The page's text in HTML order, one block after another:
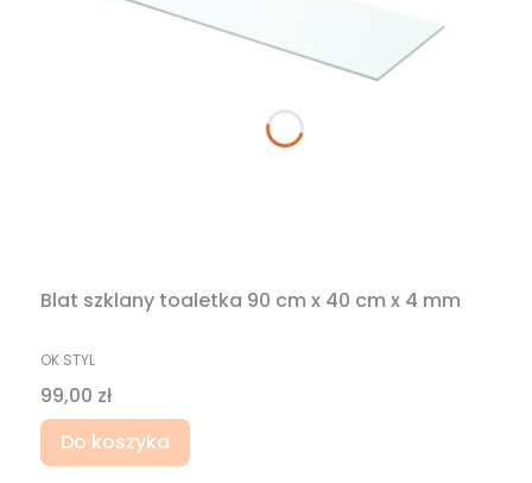
Blat szklany toaletka 90 cm x 40 cm x 4 mm
PRODUCENT
OK STYL
Cena
99,00 zł
Do koszyka